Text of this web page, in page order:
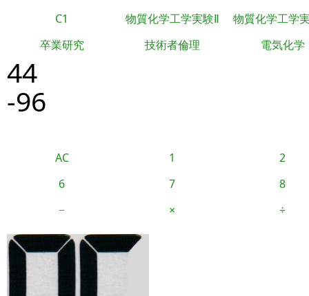
C1 物質化学工学実験Ⅱ
物質化学工学
卒業研究
技術者倫理 電気化学
44
-96
AC 1
2
6
7
8
−
× ÷